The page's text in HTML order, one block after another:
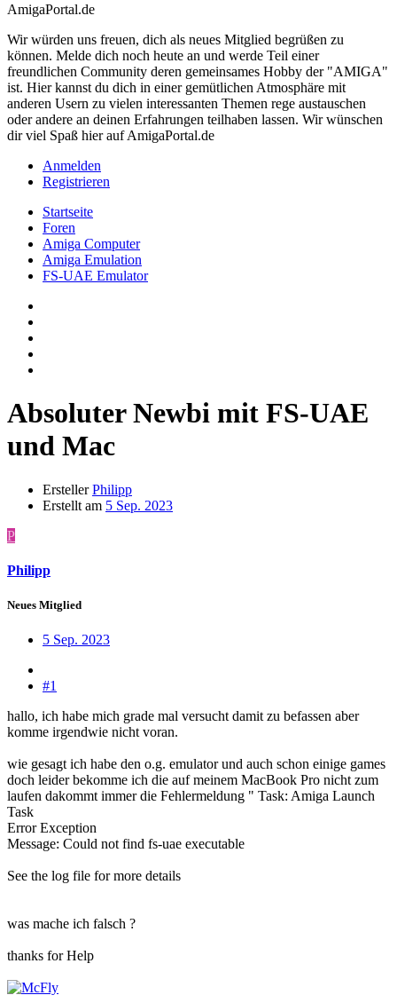
AmigaPortal.de
Wir würden uns freuen, dich als neues Mitglied begrüßen zu
können. Melde dich noch heute an und werde Teil einer
freundlichen Community deren gemeinsames Hobby der "AMIGA"
ist. Hier kannst du dich in einer gemütlichen Atmosphäre mit
anderen Usern zu vielen interessanten Themen rege austauschen
oder andere an deinen Erfahrungen teilhaben lassen. Wir wünschen
dir viel Spaß hier auf AmigaPortal.de
Anmelden
Registrieren
Startseite
Foren
Amiga Computer
Amiga Emulation
FS-UAE Emulator
Absoluter Newbi mit FS-UAE
und Mac
Ersteller Philipp
Erstellt am 5 Sep. 2023
P
Philipp
Neues Mitglied
5 Sep. 2023
#1
hallo, ich habe mich grade mal versucht damit zu befassen aber
komme irgendwie nicht voran.
wie gesagt ich habe den o.g. emulator und auch schon einige games
doch leider bekomme ich die auf meinem MacBook Pro nicht zum
laufen dakommt immer die Fehlermeldung " Task: Amiga Launch
Task
Error Exception
Message: Could not find fs-uae executable
See the log file for more details
was mache ich falsch ?
thanks for Help